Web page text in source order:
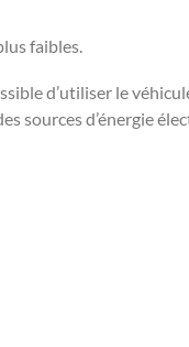
faibles.
d’utiliser le
sources d’énergie